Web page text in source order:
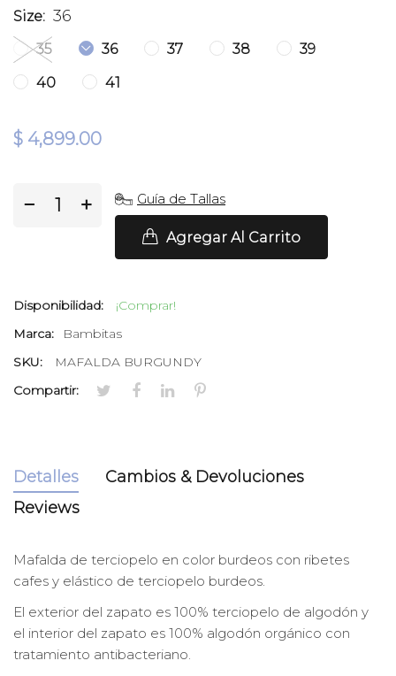
Size: 36
35 36 37 38
39
40
41
$ 4,899.00
− + Guía de Tallas
Agregar Al Carrito
Disponibilidad:
¡Comprar!
Marca:
Bambitas
SKU:
MAFALDA BURGUNDY
Compartir:
Detalles
Cambios & Devoluciones
Reviews
Mafalda de terciopelo en color burdeos con ribetes
cafes y elástico de terciopelo burdeos.
El exterior del zapato es 100% terciopelo de algodón y
el interior del zapato es 100% algodón orgánico con
tratamiento antibacteriano.